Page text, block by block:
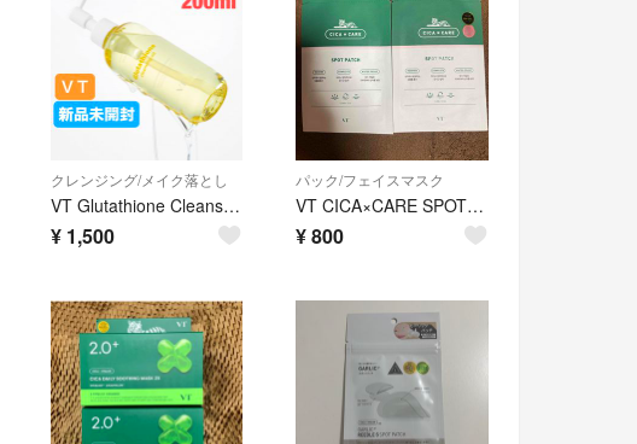
クレンジング/メイク落とし
VT Glutathione Cleansing Oil クレンジング
¥ 1,500
パック/フェイスマスク
VT CICA×CARE SPOT PATCH
¥800